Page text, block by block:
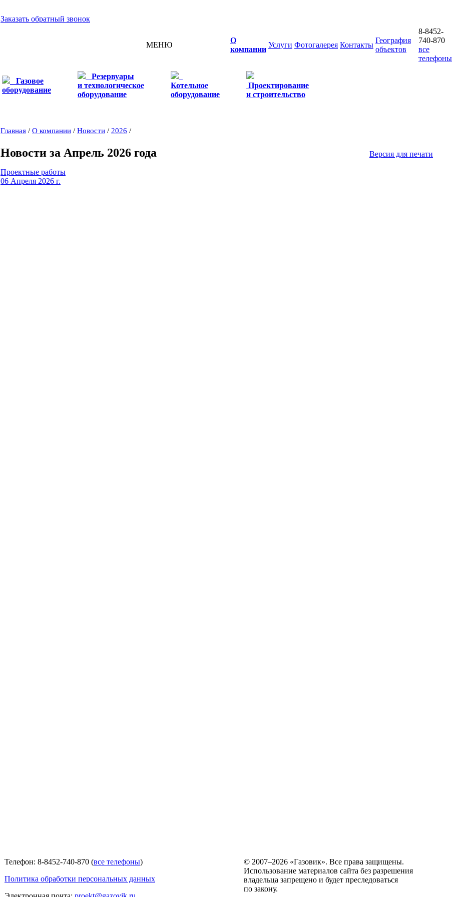
Заказать обратный звонок
МЕНЮ
О
компании
Услуги Фотогалерея Контакты
География
объектов
8-8452-
740-870
все
телефоны
Газовое
оборудование
Резервуары
и технологическое
оборудование
Котельное
оборудование
Проектирование
и строительство
Главная / О компании / Новости / 2026 /
Версия для печати
Новости за Апрель 2026 года
Проектные работы
06 Апреля 2026 г.
Телефон: 8-8452-740-870 (все телефоны)
Политика обработки персональных данных
© 2007–2026 «Газовик». Все права защищены.
Использование материалов сайта без разрешения
владельца запрещено и будет преследоваться
по закону.